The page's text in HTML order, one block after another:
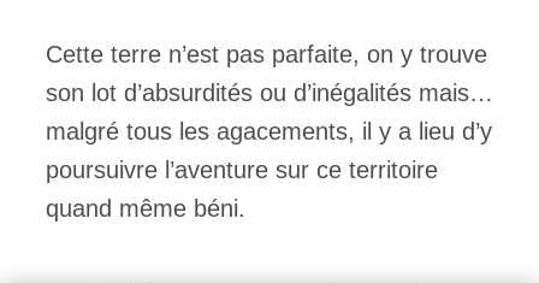
Cette terre n’est pas parfaite, on y trouve
son lot d’absurdités ou d’inégalités mais…
malgré tous les agacements, il y a lieu d’y
poursuivre l’aventure sur ce territoire
quand même béni.